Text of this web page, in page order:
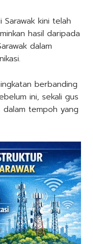
kini telah
hasil daripada
dalam
berbanding
ini, sekali gus
dalam tempoh yang